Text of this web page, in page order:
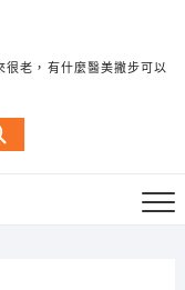
很老，有什麼醫美撇步可以